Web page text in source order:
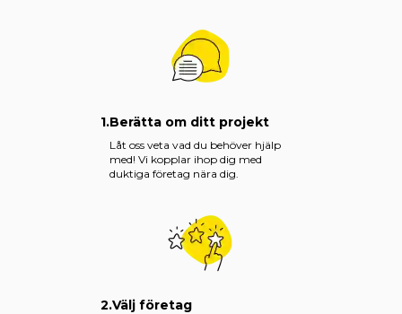
1.Berätta om ditt projekt
Låt oss veta vad du behöver hjälp
med! Vi kopplar ihop dig med
duktiga företag nära dig.
2.Välj företag